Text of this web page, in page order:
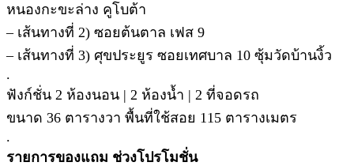
หนองกะขะล่าง คูโบต้า
– เส้นทางที่ 2) ซอยต้นตาล เฟส 9
– เส้นทางที่ 3) ศุขประยูร ซอยเทศบาล 10 ซุ้มวัดบ้านงิ้ว
.
ฟังก์ชั่น 2 ห้องนอน | 2 ห้องน้ำ | 2 ที่จอดรถ
ขนาด 36 ตารางวา พื้นที่ใช้สอย 115 ตารางเมตร
.
รายการของแถม ช่วงโปรโมชั่น